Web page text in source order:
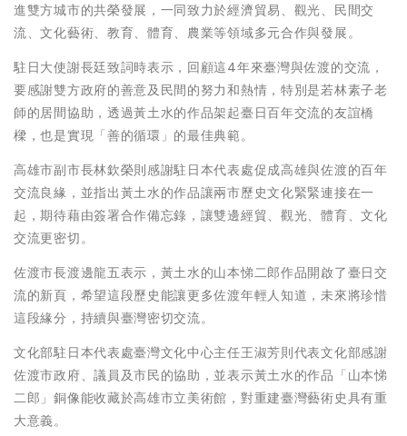
進雙方城市的共榮發展，一同致力於經濟貿易、觀光、民間交
流、文化藝術、教育、體育、農業等領域多元合作與發展。
駐日大使謝長廷致詞時表示，回顧這4年來臺灣與佐渡的交流，
要感謝雙方政府的善意及民間的努力和熱情，特別是若林素子老
師的居間協助，透過黃土水的作品架起臺日百年交流的友誼橋
樑，也是實現「善的循環」的最佳典範。
高雄市副市長林欽榮則感謝駐日本代表處促成高雄與佐渡的百年
交流良緣，並指出黃土水的作品讓兩市歷史文化緊緊連接在一
起，期待藉由簽署合作備忘錄，讓雙邊經貿、觀光、體育、文化
交流更密切。
佐渡市長渡邊龍五表示，黃土水的山本悌二郎作品開啟了臺日交
流的新頁，希望這段歷史能讓更多佐渡年輕人知道，未來將珍惜
這段緣分，持續與臺灣密切交流。
文化部駐日本代表處臺灣文化中心主任王淑芳則代表文化部感謝
佐渡市政府、議員及市民的協助，並表示黃土水的作品「山本悌
二郎」銅像能收藏於高雄市立美術館，對重建臺灣藝術史具有重
大意義。